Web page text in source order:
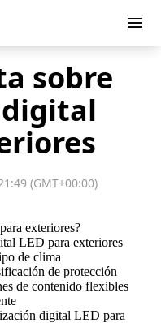
menu
sobre
(GMT+00:00)
exteriores?
LED para exteriores
de clima
de protección
de contenido flexibles
digital LED para